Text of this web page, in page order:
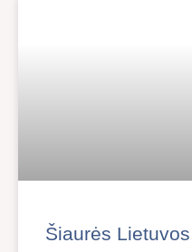
Šiaurės